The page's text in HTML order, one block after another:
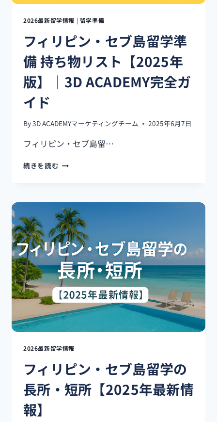
メ
ッ
ト・
費
用・
生
活・
ま
完
年
版】
2026最新留学情報 | 留学準備
フィリピン・セブ島留学準
備 持ち物リスト【2025年
版】｜3D ACADEMY完全ガ
イド
By3D ACADEMYマーケティングチーム 2025年6月7日
フィリピン・セブ島留…
続きを読む
ン・
セ
ブ
島
留
学
準
備
持
ち
物
リ
【2025
版】
｜
3D
ACADEMY
2026最新留学情報
フィリピン・セブ島留学の
長所・短所【2025年最新情
報】